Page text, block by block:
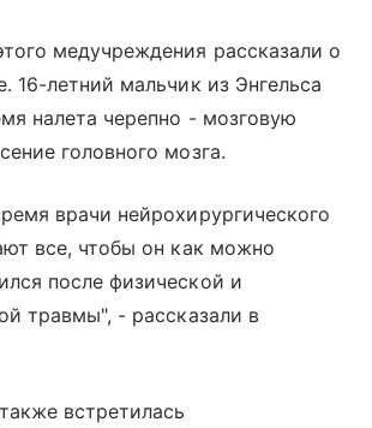
медучреждения рассказали о
16-летний мальчик из Энгельса
налета черепно - мозговую
головного мозга.
врачи нейрохирургического
все, чтобы он как можно
после физической и
травмы", - рассказали в
встретилась